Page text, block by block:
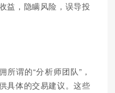
益，隐瞒风险，误导投
所谓的“分析师团队”，
具体的交易建议。这些